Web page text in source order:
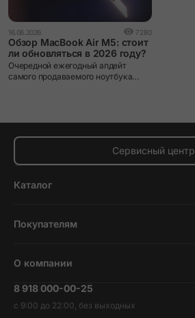
16.06.2026 7280
Обзор MacBook Air M5: стоит
ли обновляться в 2026 году?
Очередной ежегодный апдейт
самого продаваемого ноутбука
Сервисный центр
Каталог
Планшеты
Наушники и колонки
Покупателям
Трейд-ин
Гарантия и возврат
О компании
Вакансии
Контакты
8 918 000-00-25
с 9:00 до 22:00, без выходных